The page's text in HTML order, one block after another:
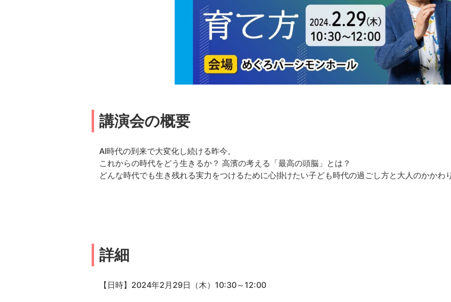
講演会の概要
AI時代の到来で大変化し続ける昨今。
これからの時代をどう生きるか？ 高濱の考える「最高の頭脳」とは？
どんな時代でも生き残れる実力をつけるために心掛けたい子ども時代の過ごし方と大人のかかわ
詳細
【日時】2024年2月29日（木）10:30～12:00